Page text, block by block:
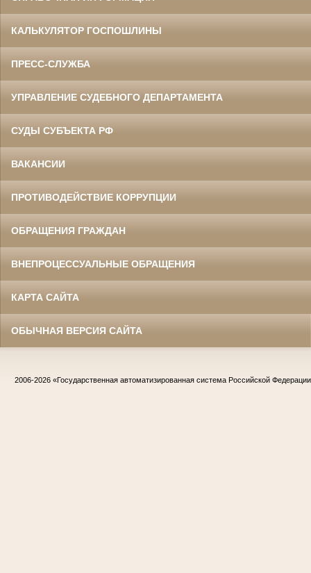
КАЛЬКУЛЯТОР ГОСПОШЛИНЫ
ПРЕСС-СЛУЖБА
УПРАВЛЕНИЕ СУДЕБНОГО ДЕПАРТАМЕНТА
СУДЫ СУБЪЕКТА РФ
ВАКАНСИИ
ПРОТИВОДЕЙСТВИЕ КОРРУПЦИИ
ОБРАЩЕНИЯ ГРАЖДАН
ВНЕПРОЦЕССУАЛЬНЫЕ ОБРАЩЕНИЯ
КАРТА САЙТА
ОБЫЧНАЯ ВЕРСИЯ САЙТА
2006-2026 «Государственная автоматизированная система Российской